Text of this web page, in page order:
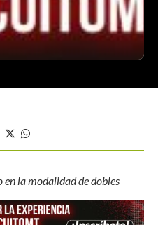
la modalidad de dobles